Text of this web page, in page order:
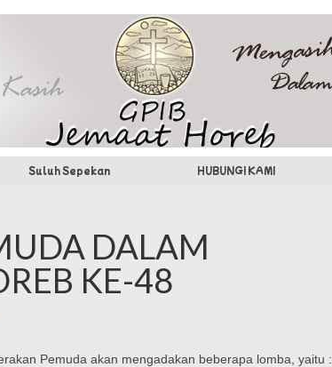
Suluh Sepekan HUBUNGI KAMI
DALAM
KE-48
Pemuda akan mengadakan beberapa lomba, yaitu :